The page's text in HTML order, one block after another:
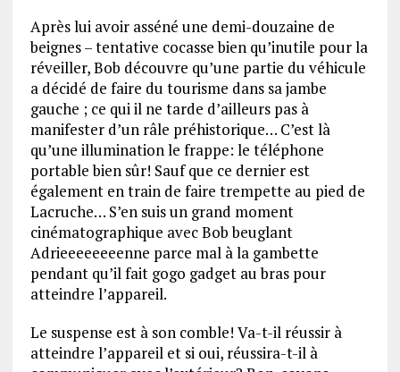
Après lui avoir asséné une demi-douzaine de
beignes – tentative cocasse bien qu’inutile pour la
réveiller, Bob découvre qu’une partie du véhicule
a décidé de faire du tourisme dans sa jambe
gauche ; ce qui il ne tarde d’ailleurs pas à
manifester d’un râle préhistorique… C’est là
qu’une illumination le frappe: le téléphone
portable bien sûr! Sauf que ce dernier est
également en train de faire trempette au pied de
Lacruche… S’en suis un grand moment
cinématographique avec Bob beuglant
Adrieeeeeeeenne parce mal à la gambette
pendant qu’il fait gogo gadget au bras pour
atteindre l’appareil.
Le suspense est à son comble! Va-t-il réussir à
atteindre l’appareil et si oui, réussira-t-il à